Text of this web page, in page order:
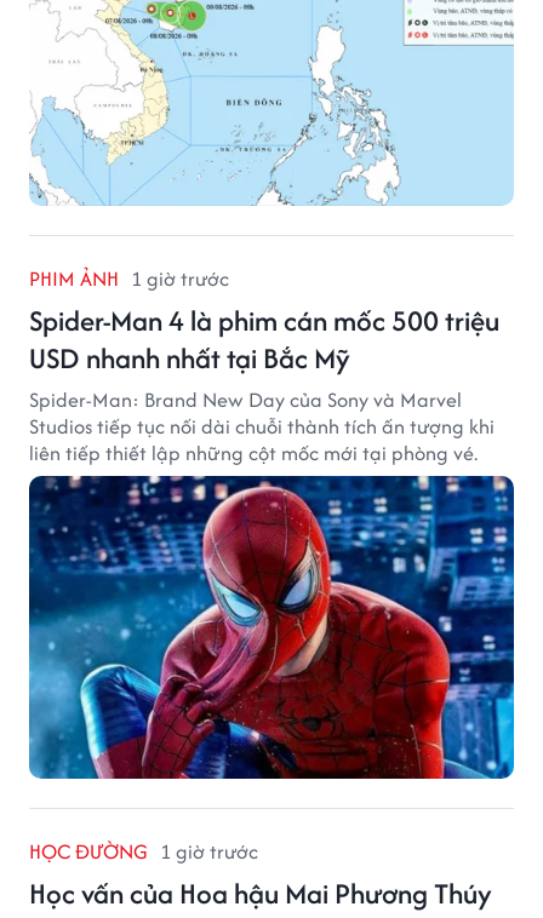
PHIM ẢNH 1 giờ trước
Spider-Man 4 là phim cán mốc 500 triệu
USD nhanh nhất tại Bắc Mỹ
Spider-Man: Brand New Day của Sony và Marvel
Studios tiếp tục nối dài chuỗi thành tích ấn tượng khi
liên tiếp thiết lập những cột mốc mới tại phòng vé.
HỌC ĐƯỜNG 1 giờ trước
Học vấn của Hoa hậu Mai Phương Thúy